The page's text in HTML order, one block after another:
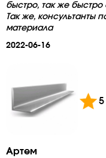
быстро, так же быстро
Так же, консультанты
материала
2022-06-16
5
Артем